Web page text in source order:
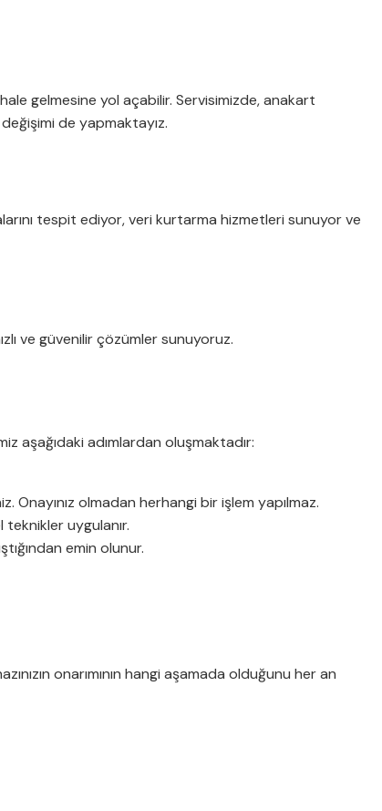
gelmesine yol açabilir. Servisimizde, anakart
de yapmaktayız.
tespit ediyor, veri kurtarma hizmetleri sunuyor ve
ve güvenilir çözümler sunuyoruz.
aşağıdaki adımlardan oluşmaktadır:
olmadan herhangi bir işlem yapılmaz.
teknikler uygulanır.
emin olunur.
onarımının hangi aşamada olduğunu her an